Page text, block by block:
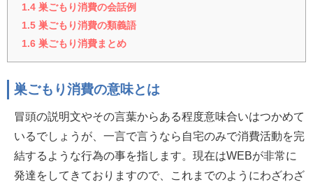
1.4 巣ごもり消費の会話例
1.5 巣ごもり消費の類義語
1.6 巣ごもり消費まとめ
巣ごもり消費の意味とは
冒頭の説明文やその言葉からある程度意味合いはつかめて
いるでしょうが、一言で言うなら自宅のみで消費活動を完
結するような行為の事を指します。現在はWEBが非常に
発達をしてきておりますので、これまでのようにわざわざ